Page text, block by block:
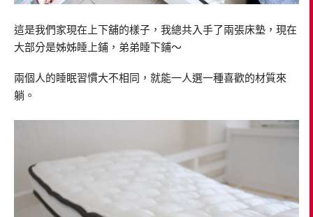
這是我們家現在上下舖的樣子，我總共入手了兩張床墊，現在
大部分是姊姊睡上鋪，弟弟睡下鋪～
兩個人的睡眠習慣大不相同，就能一人選一種喜歡的材質來
躺。